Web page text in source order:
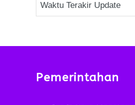
Waktu Terakir Update
Pemerintahan